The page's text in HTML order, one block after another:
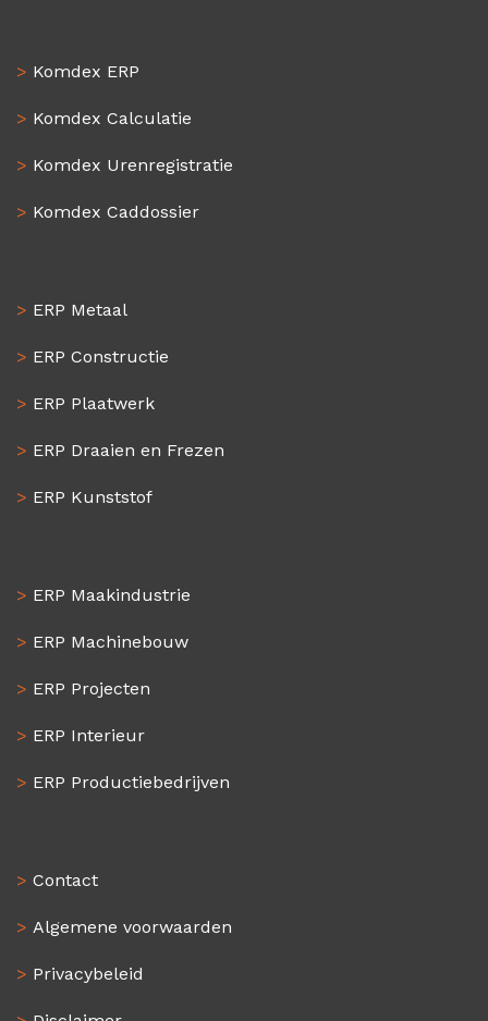
> Komdex ERP
> Komdex Calculatie
> Komdex Urenregistratie
> Komdex Caddossier
> ERP Metaal
> ERP Constructie
> ERP Plaatwerk
> ERP Draaien en Frezen
> ERP Kunststof
> ERP Maakindustrie
> ERP Machinebouw
> ERP Projecten
> ERP Interieur
> ERP Productiebedrijven
> Contact
> Algemene voorwaarden
> Privacybeleid